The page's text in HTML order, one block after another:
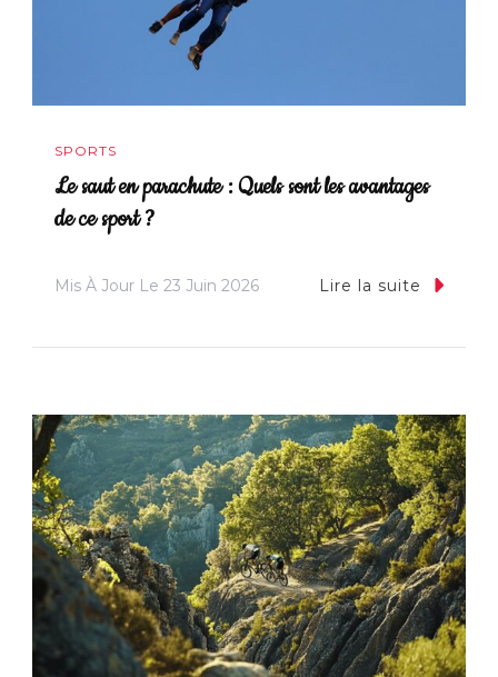
SPORTS
Le saut en parachute : Quels sont les avantages
de ce sport ?
Mis À Jour Le 23 Juin 2026 Lire la suite